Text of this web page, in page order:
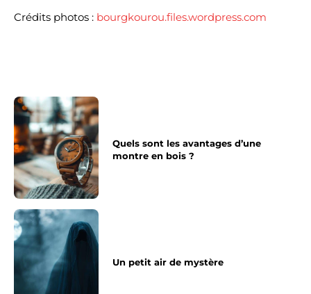
Crédits photos : bourgkourou.files.wordpress.com
Quels sont les avantages d’une
montre en bois ?
Un petit air de mystère